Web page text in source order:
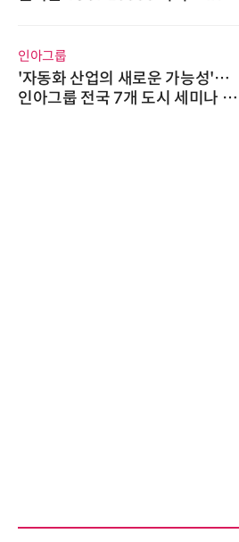
인아그룹
'자동화 산업의 새로운 가능성'…
인아그룹 전국 7개 도시 세미나 페